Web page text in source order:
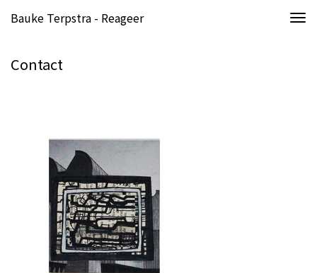
Bauke Terpstra - Reageer
Contact